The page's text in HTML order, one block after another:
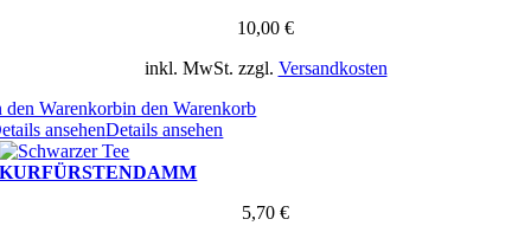
10,00 €
inkl. MwSt. zzgl. Versandkosten
den Warenkorbin den Warenkorb
ansehenDetails ansehen
KURFÜRSTENDAMM
5,70 €